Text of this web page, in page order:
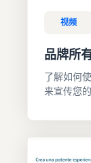
视频
品牌所
了解如何
来宣传您